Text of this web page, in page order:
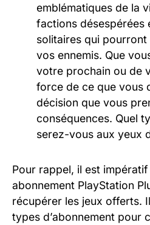
emblématiques de la
factions désespérées
solitaires qui
vos ennemis. Que
votre prochain ou de
force de ce que vous
décision que vous
conséquences. Quel
serez-vous aux yeux
Pour rappel, il est
abonnement PlayStation
récupérer les jeux offerts.
types d’abonnement pour